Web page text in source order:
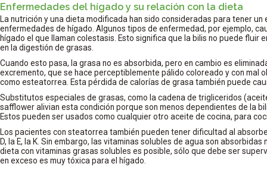
Enfermedades del hígado y su relación con la dieta
La nutrición y una dieta modificada han sido consideradas para tener
enfermedades de hígado. Algunos tipos de enfermedad, por ejemplo,
hígado el que llaman colestasis. Esto significa que la bilis no puede fluir
en la digestión de grasas.
Cuando esto pasa, la grasa no es absorbida, pero en cambio es
excremento, que se hace perceptiblemente pálido coloreado y con mal
como esteatorrea. Esta pérdida de calorías de grasa también puede
Substitutos especiales de grasas, como la cadena de trigliceridos
safflower alivian esta condición porque son menos dependientes de la
Estos pueden ser usados como cualquier otro aceite de cocina, para
Los pacientes con steatorrea también pueden tener dificultad al
D, la E, la K. Sin embargo, las vitaminas solubles de agua son
dieta con vitaminas grasas solubles es posible, sólo que debe ser
en exceso es muy tóxica para el hígado.